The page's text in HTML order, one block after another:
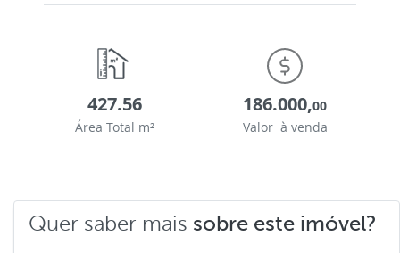
427.56
Área Total m²
186.000,00
Valor à venda
Quer saber mais sobre este imóvel?